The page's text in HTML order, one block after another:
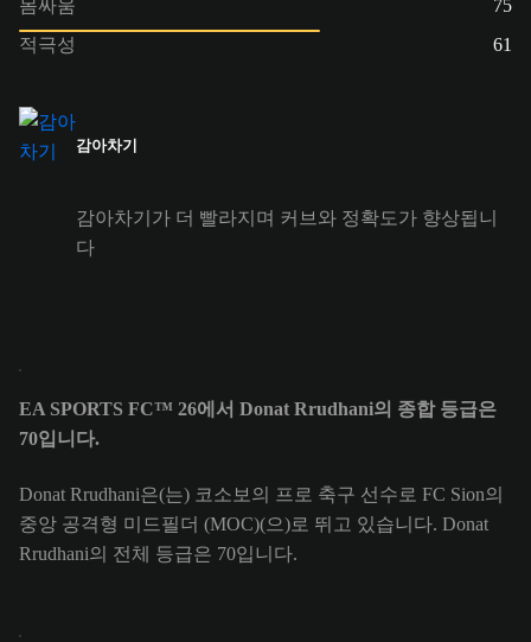
몸싸움
75
적극성
61
감아차기
감아차기가 더 빨라지며 커브와 정확도가 향상됩니
다
EA SPORTS FC™ 26에서 Donat Rrudhani의 종합 등급은
70입니다.
Donat Rrudhani은(는) 코소보의 프로 축구 선수로 FC Sion의
중앙 공격형 미드필더 (MOC)(으)로 뛰고 있습니다. Donat
Rrudhani의 전체 등급은 70입니다.